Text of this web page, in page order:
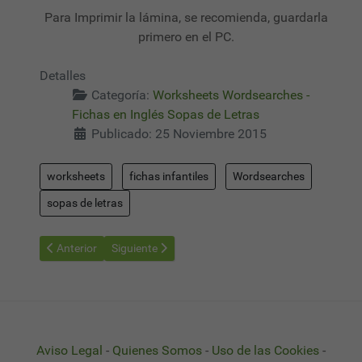
Para Imprimir la lámina, se recomienda, guardarla
primero en el PC.
Detalles
Categoría: Worksheets Wordsearches -
Fichas en Inglés Sopas de Letras
Publicado: 25 Noviembre 2015
worksheets fichas infantiles Wordsearches
sopas de letras
Artículo anterior: Worksheets Wordsearches 06 - Sopas de
Anterior Artículo siguiente: Worksheets Wordsearches 08 -
Siguiente
Aviso Legal - Quienes Somos - Uso de las Cookies -